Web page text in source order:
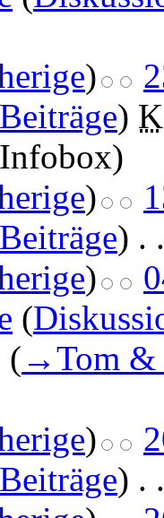
)
Beiträge) K
)
Beiträge) . .
)
(
( →Tom
)
Beiträge) . .